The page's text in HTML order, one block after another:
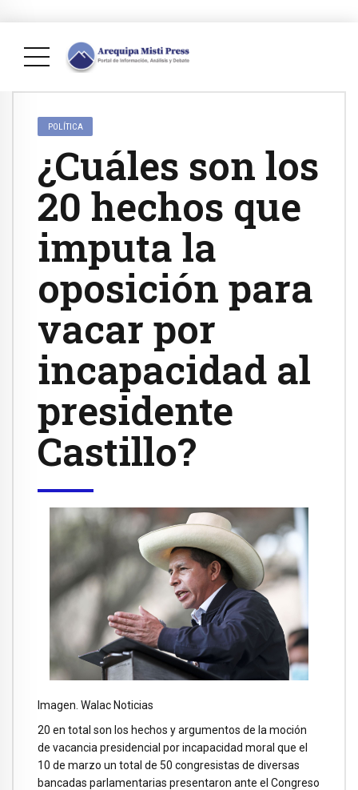
POLÍTICA
¿Cuáles son los
20 hechos que
imputa la
oposición para
vacar por
incapacidad al
presidente
Castillo?
Imagen. Walac Noticias
20 en total son los hechos y argumentos de la moción
de vacancia presidencial por incapacidad moral que el
10 de marzo un total de 50 congresistas de diversas
bancadas parlamentarias presentaron ante el Congreso